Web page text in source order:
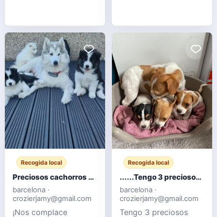
ejemplares blancos,
grises y moteados.
Aves sanas, criadas en
palomar y
acostumbradas a
convivir en grupo.
Ideales para
aficionados, criadores
o para ampliar un
palomar de orna
Recogida local
Preciosos cachorros Samoyedo
barcelona ·
crozierjamy@gmail.com
¡Nos complace
Recogida local
......Tengo 3 preciosos cachorros Jack Russell listos para sus nuevos hogares.
barcelona ·
crozierjamy@gmail.com
Tengo 3 preciosos